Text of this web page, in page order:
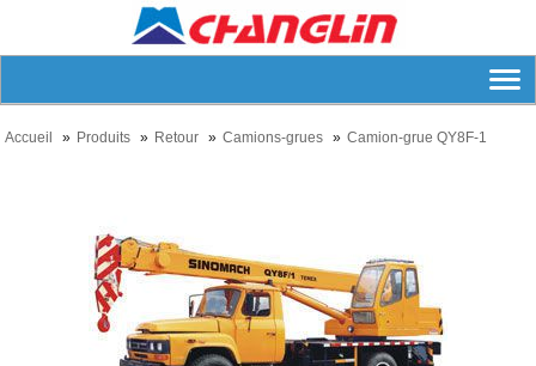
Accueil Produits Retour Camions-grues Camion-grue QY8F-1